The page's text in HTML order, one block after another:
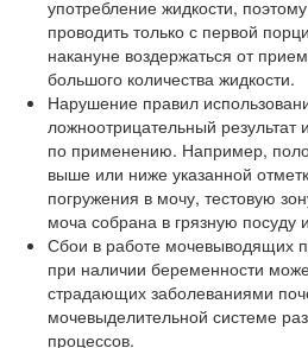
употребление жидкости,
проводить только с первой
накануне воздержаться от
большого количества жидкости.
Нарушение правил
ложноотрицательный результат
по применению. Например,
выше или ниже указанной
погружения в мочу, тестовую
моча собрана в грязную посуду
Сбои в работе мочевыводящих
при наличии беременности
страдающих заболеваниями
мочевыделительной системе
процессов.